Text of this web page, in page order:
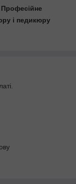
і педикюру